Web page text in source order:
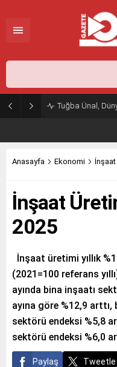
Anasayfa Ekonomi
İnşaat
2025
İnşaat üretimi yıllık
(2021=100 referans
ayında bina inşaatı
ayına göre %12,9 arttı,
sektörü endeksi %5,8
sektörü endeksi %6,0
Paylaş Tweetle